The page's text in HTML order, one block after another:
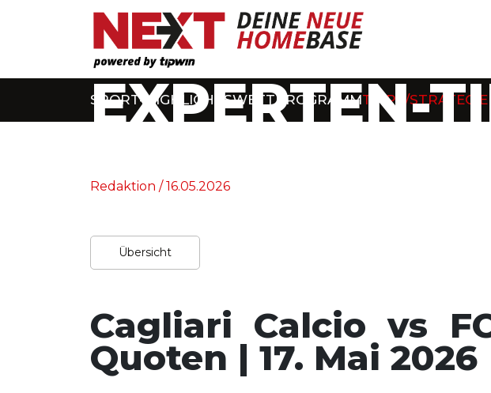
SPORT-HIGHLIGHTSWETTPROGRAMMTIPPS/STRATEGIEN
EXPERTEN-
Redaktion / 16.05.2026
Übersicht
Cagliari Calcio vs
Quoten | 17. Mai 2026